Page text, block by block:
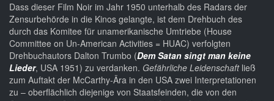
Dass dieser Film Noir im Jahr 1950 unterhalb des Radars der
Zensurbehörde in die Kinos gelangte, ist dem Drehbuch des
durch das Komitee für unamerikanische Umtriebe (House
Committee on Un-American Activities = HUAC) verfolgten
Drehbuchautors Dalton Trumbo (Dem Satan singt man keine
Lieder, USA 1951) zu verdanken. Gefährliche Leidenschaft ließ
zum Auftakt der McCarthy-Ära in den USA zwei Interpretationen
zu – oberflächlich diejenige von Staatsfeinden, die von den